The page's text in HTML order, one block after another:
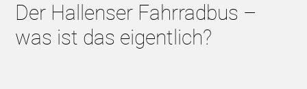
Der Hallenser Fahrradbus –
was ist das eigentlich?